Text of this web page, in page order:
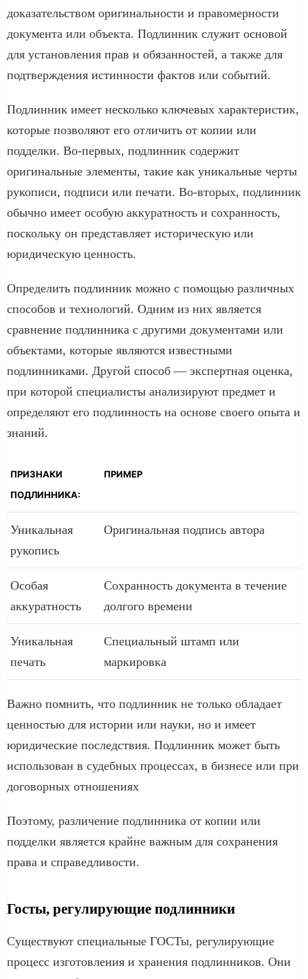
доказательством оригинальности и правомерности
документа или объекта. Подлинник служит основой
для установления прав и обязанностей, а также для
подтверждения истинности фактов или событий.
Подлинник имеет несколько ключевых характеристик,
которые позволяют его отличить от копии или
подделки. Во-первых, подлинник содержит
оригинальные элементы, такие как уникальные черты
рукописи, подписи или печати. Во-вторых, подлинник
обычно имеет особую аккуратность и сохранность,
поскольку он представляет историческую или
юридическую ценность.
Определить подлинник можно с помощью различных
способов и технологий. Одним из них является
сравнение подлинника с другими документами или
объектами, которые являются известными
подлинниками. Другой способ — экспертная оценка,
при которой специалисты анализируют предмет и
определяют его подлинность на основе своего опыта и
знаний.
ПРИЗНАКИ
ПОДЛИННИКА:
ПРИМЕР
Уникальная
рукопись
Оригинальная подпись автора
Особая
аккуратность
Сохранность документа в течение
долгого времени
Уникальная
печать
Специальный штамп или
маркировка
Важно помнить, что подлинник не только обладает
ценностью для истории или науки, но и имеет
юридические последствия. Подлинник может быть
использован в судебных процессах, в бизнесе или при
договорных отношениях
Поэтому, различение подлинника от копии или
подделки является крайне важным для сохранения
права и справедливости.
Госты, регулирующие подлинники
Существуют специальные ГОСТы, регулирующие
процесс изготовления и хранения подлинников. Они